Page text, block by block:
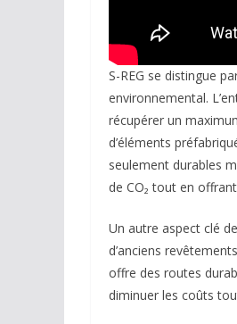
S-REG se distingue
environnemental.
récupérer un
d’éléments
seulement durables
de CO₂ tout en
Un autre aspect clé
d’anciens
offre des routes
diminuer les coûts